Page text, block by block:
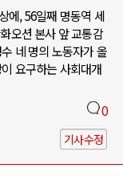
에, 56일째 명동역 세
오션 본사 앞 교통감
네 명의 노동자가 올
요구하는 사회대개
0
기사수정